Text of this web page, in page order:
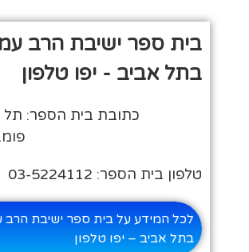
בית ספר ישיבת הרב
בתל אביב - יפו טלפון
כתובת בית הספר: תל
טלפון בית הספר: 03-5224112
לכל המידע על בית ספר ישיבת הרב
בתל אביב – יפו טלפון